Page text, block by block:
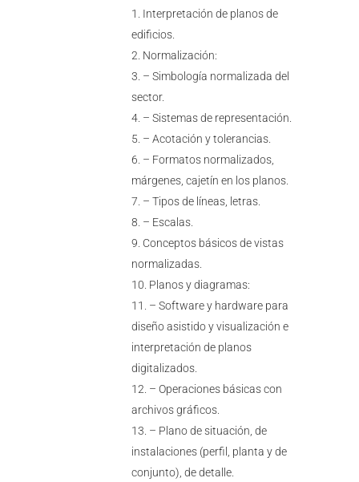
Interpretación de planos de
edificios.
Normalización:
– Simbología normalizada del
sector.
– Sistemas de representación.
– Acotación y tolerancias.
– Formatos normalizados,
márgenes, cajetín en los planos.
– Tipos de líneas, letras.
– Escalas.
Conceptos básicos de vistas
normalizadas.
Planos y diagramas:
– Software y hardware para
diseño asistido y visualización e
interpretación de planos
digitalizados.
– Operaciones básicas con
archivos gráficos.
– Plano de situación, de
instalaciones (perfil, planta y de
conjunto), de detalle.